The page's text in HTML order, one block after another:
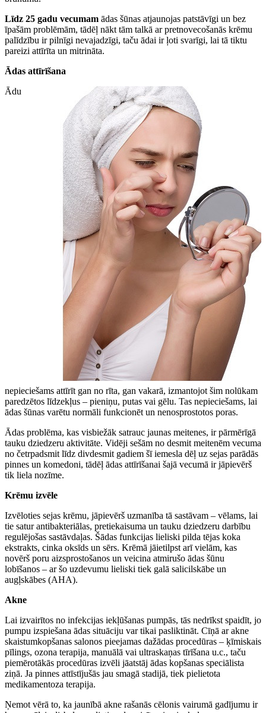
Līdz 25 gadu vecumam ādas šūnas atjaunojas patstāvīgi un bez
īpašām problēmām, tādēļ nākt tām talkā ar pretnovecošanās krēmu
palīdzību ir pilnīgi nevajadzīgi, taču ādai ir ļoti svarīgi, lai tā tiktu
pareizi attīrīta un mitrināta.
Ādas attīrīšana
Ādu
nepieciešams attīrīt gan no rīta, gan vakarā, izmantojot šim nolūkam
paredzētos līdzekļus – pieniņu, putas vai gēlu. Tas nepieciešams, lai
ādas šūnas varētu normāli funkcionēt un nenosprostotos poras.
Ādas problēma, kas visbiežāk satrauc jaunas meitenes, ir pārmērīgā
tauku dziedzeru aktivitāte. Vidēji sešām no desmit meitenēm vecuma
no četrpadsmit līdz divdesmit gadiem šī iemesla dēļ uz sejas parādās
pinnes un komedoni, tādēļ ādas attīrīšanai šajā vecumā ir jāpievērš
tik liela nozīme.
Krēmu izvēle
Izvēloties sejas krēmu, jāpievērš uzmanība tā sastāvam – vēlams, lai
tie satur antibakteriālas, pretiekaisuma un tauku dziedzeru darbību
regulējošas sastāvdaļas. Šādas funkcijas lieliski pilda tējas koka
ekstrakts, cinka oksīds un sērs. Krēmā jāietilpst arī vielām, kas
novērš poru aizsprostošanos un veicina atmirušo ādas šūnu
lobīšanos – ar šo uzdevumu lieliski tiek galā salicilskābe un
augļskābes (AHA).
Akne
Lai izvairītos no infekcijas iekļūšanas pumpās, tās nedrīkst spaidīt, jo
pumpu izspiešana ādas situāciju var tikai pasliktināt. Cīņā ar akne
skaistumkopšanas salonos pieejamas dažādas procedūras – ķīmiskais
pīlings, ozona terapija, manuālā vai ultraskaņas tīrīšana u.c., taču
piemērotākās procedūras izvēli jāatstāj ādas kopšanas speciālista
ziņā. Ja pinnes attīstījušās jau smagā stadijā, tiek pielietota
medikamentoza terapija.
Ņemot vērā to, ka jaunībā akne rašanās cēlonis vairumā gadījumu ir